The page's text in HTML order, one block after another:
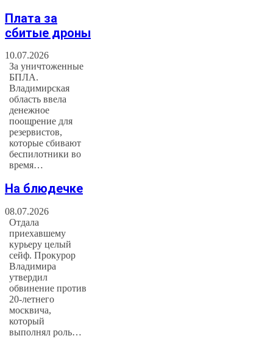
Плата за
сбитые дроны
10.07.2026
За уничтоженные
БПЛА.
Владимирская
область ввела
денежное
поощрение для
резервистов,
которые сбивают
беспилотники во
время…
На блюдечке
08.07.2026
Отдала
приехавшему
курьеру целый
сейф. Прокурор
Владимира
утвердил
обвинение против
20-летнего
москвича,
который
выполнял роль…